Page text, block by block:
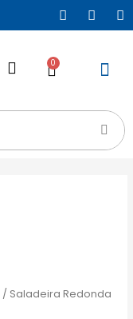
0
/ Saladeira Redonda